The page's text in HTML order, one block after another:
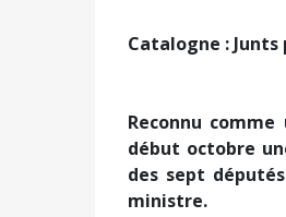
Catalogne :
Reconnu
début octobre
des sept
ministre.